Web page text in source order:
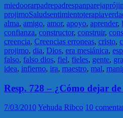
miedoorarpadrepadrespanpareja
projimoSaludsentimientoterapia
alma, amigo, amor, apoyo, aprender,
confianza, constructor, construir,
creencia, Creencias erroneas, cristo,
projimo, dia, Dios, era mesiánica,
falso, falso dios, fiel, fieles, gente,
idea, infierno, ira, maestro, mal,
Resp. 728 – ¿Cómo dejar
7/03/2010Yehuda Ribco 10